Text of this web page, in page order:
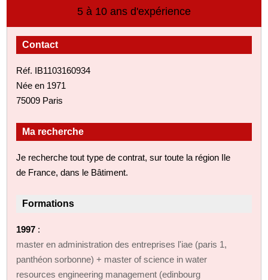
5 à 10 ans d'expérience
Contact
Réf. IB1103160934
Née en 1971
75009 Paris
Ma recherche
Je recherche tout type de contrat, sur toute la région Ile
de France, dans le Bâtiment.
Formations
1997 :
master en administration des entreprises l'iae (paris 1,
panthéon sorbonne) + master of science in water
resources engineering management (edinbourg